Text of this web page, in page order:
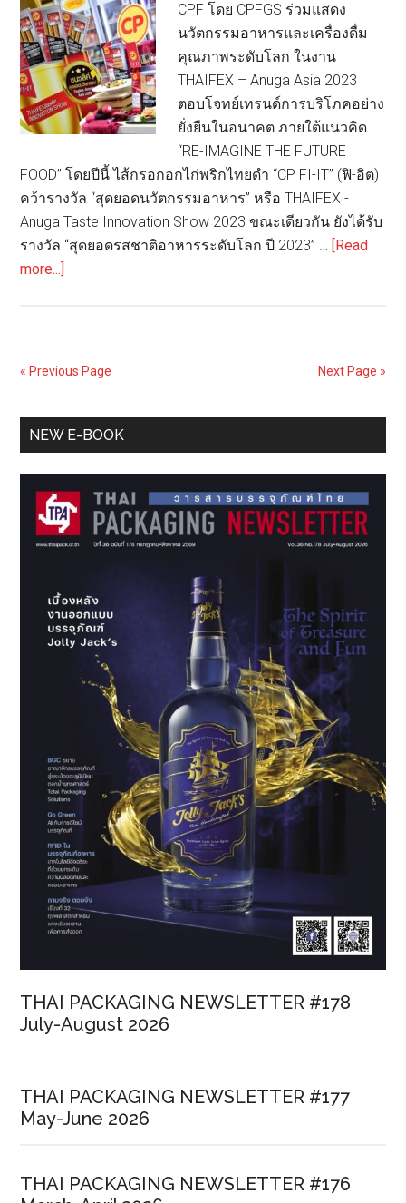
แรก
ของ
โลก
กา
รัน
ตี
บรรจุ
ภัณฑ์
ยอด
เยี่ยม
CPF โดย CPFGS ร่วมแสดง
นวัตกรรมอาหารและเครื่องดื่ม
คุณภาพระดับโลก ในงาน
THAIFEX – Anuga Asia 2023
ตอบโจทย์เทรนด์การบริโภคอย่าง
ยั่งยืนในอนาคต ภายใต้แนวคิด
“RE-IMAGINE THE FUTURE
FOOD” โดยปีนี้ ไส้กรอกอกไก่พริกไทยดำ “CP FI-IT” (ฟิ-อิต)
คว้ารางวัล “สุดยอดนวัตกรรมอาหาร” หรือ THAIFEX -
Anuga Taste Innovation Show 2023 ขณะเดียวกัน ยังได้รับ
รางวัล “สุดยอดรสชาติอาหารระดับโลก ปี 2023” …
[Read
more...]
รางวัล
รัน
ตี
สถาบัน
ชั้น
นำ
จาก
เบลเยี่ยม
รวม
ยั่งยืน
« Previous Page Next Page »
Primary
NEW E-BOOK
THAI PACKAGING NEWSLETTER #178
July-August 2026
THAI PACKAGING NEWSLETTER #177
May-June 2026
THAI PACKAGING NEWSLETTER #176